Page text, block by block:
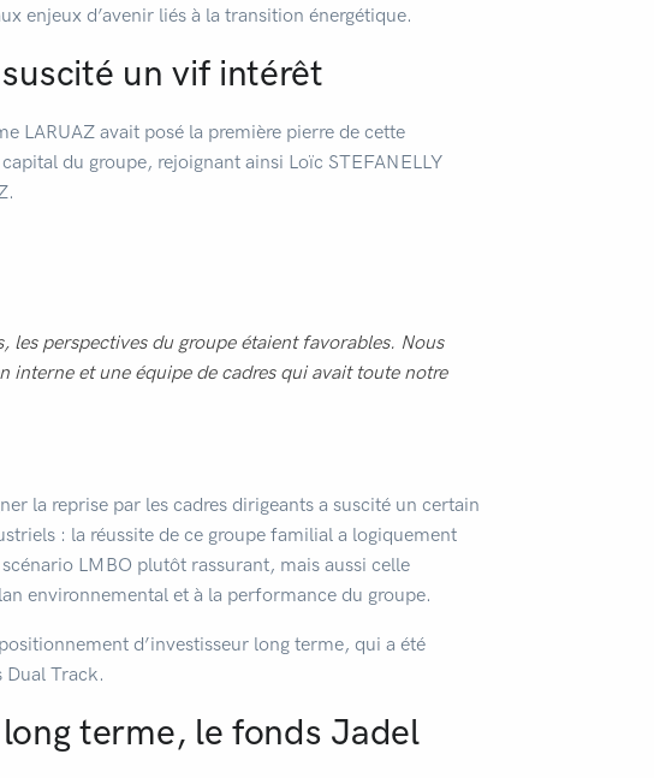
enjeux d’avenir liés à la transition énergétique.
un vif intérêt
LARUAZ avait posé la première pierre de cette
du groupe, rejoignant ainsi Loïc STEFANELLY
les perspectives du groupe étaient favorables. Nous
interne et une équipe de cadres qui avait toute notre
la reprise par les cadres dirigeants a suscité un certain
: la réussite de ce groupe familial a logiquement
LMBO plutôt rassurant, mais aussi celle
environnemental et à la performance du groupe.
d’investisseur long terme, qui a été
Dual Track.
terme, le fonds Jadel